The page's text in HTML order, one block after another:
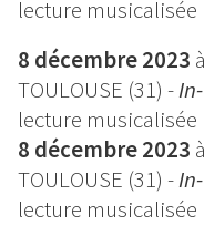
lecture musicalisée
8 décembre 2023
TOULOUSE (31) -
lecture musicalisée
8 décembre 2023
TOULOUSE (31) -
lecture musicalisée